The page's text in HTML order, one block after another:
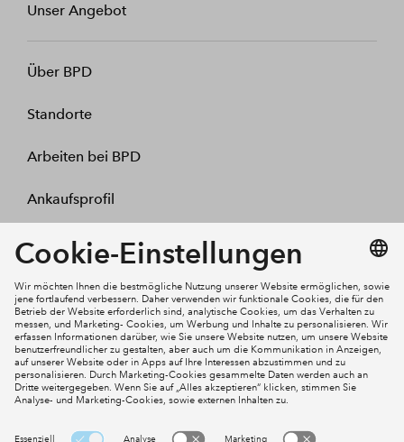
Unser Angebot
Über BPD
Standorte
Arbeiten bei BPD
Ankaufsprofil
Kontakt
Mein Konto
Social Media